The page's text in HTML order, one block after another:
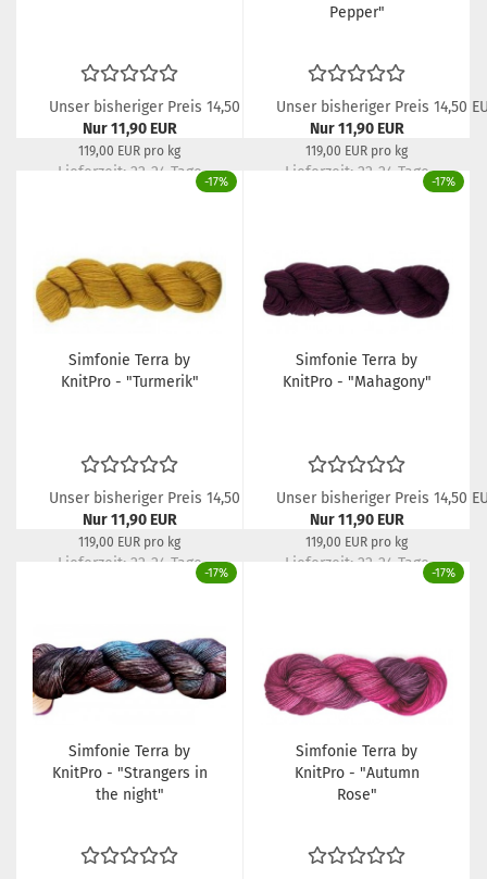
Unser bisheriger Preis 14,50 EUR
Nur 11,90 EUR
119,00 EUR pro kg
Lieferzeit: 22-24 Tage
Pepper"
Unser bisheriger Preis 14,50
Nur 11,90 EUR
119,00 EUR pro kg
Lieferzeit: 22-24 Tage
-17%
Simfonie Terra by
KnitPro - "Turmerik"
Unser bisheriger Preis 14,50 EUR
Nur 11,90 EUR
119,00 EUR pro kg
Lieferzeit: 22-24 Tage
-17%
Simfonie Terra by
KnitPro - "Mahagony"
Unser bisheriger Preis 14,50
Nur 11,90 EUR
119,00 EUR pro kg
Lieferzeit: 22-24 Tage
-17%
Simfonie Terra by
KnitPro - "Strangers in
the night"
-17%
Simfonie Terra by
KnitPro - "Autumn
Rose"